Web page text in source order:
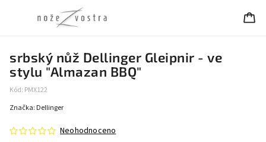
srbský nůž Dellinger Gleipnir - ve
stylu "Almazan BBQ"
Kód: PMX122
Neohodnoceno
Značka: Dellinger